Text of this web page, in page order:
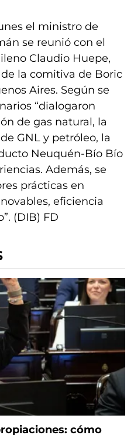
el ministro de
se reunió con el
Claudio Huepe,
la comitiva de Boric
Aires. Según se
“dialogaron
de gas natural, la
GNL y petróleo, la
Neuquén-Bío Bío
Además, se
prácticas en
eficiencia
(DIB) FD
cómo